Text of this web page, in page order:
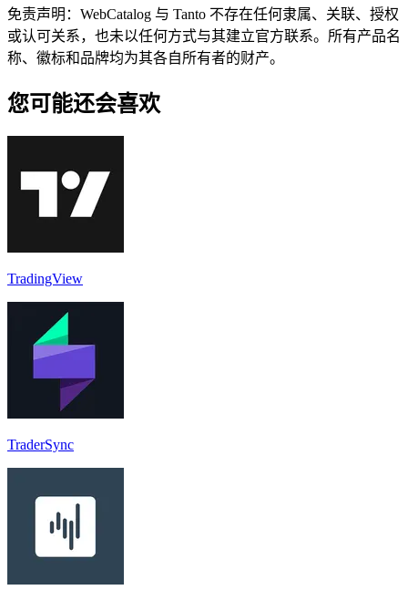
免责声明：WebCatalog 与 Tanto 不存在任何隶属、关联、授权
或认可关系，也未以任何方式与其建立官方联系。所有产品名
称、徽标和品牌均为其各自所有者的财产。
您可能还会喜欢
TradingView
TraderSync